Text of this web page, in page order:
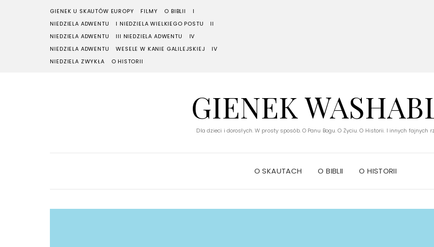
GIENEK U SKAUTÓW EUROPY FILMY O BIBLII
I
NIEDZIELA ADWENTU
I NIEDZIELA WIELKIEGO POSTU
II
NIEDZIELA ADWENTU
III NIEDZIELA ADWENTU
IV
NIEDZIELA ADWENTU
WESELE W KANIE GALILEJSKIEJ
IV
NIEDZIELA ZWYKŁA
O HISTORII
GIENEK
Dla dzieci i dorosłych. W prosty sposób. O Panu Bogu. O Życiu. O Historii. I innych fajnych
O SKAUTACH O BIBLII O HISTORII